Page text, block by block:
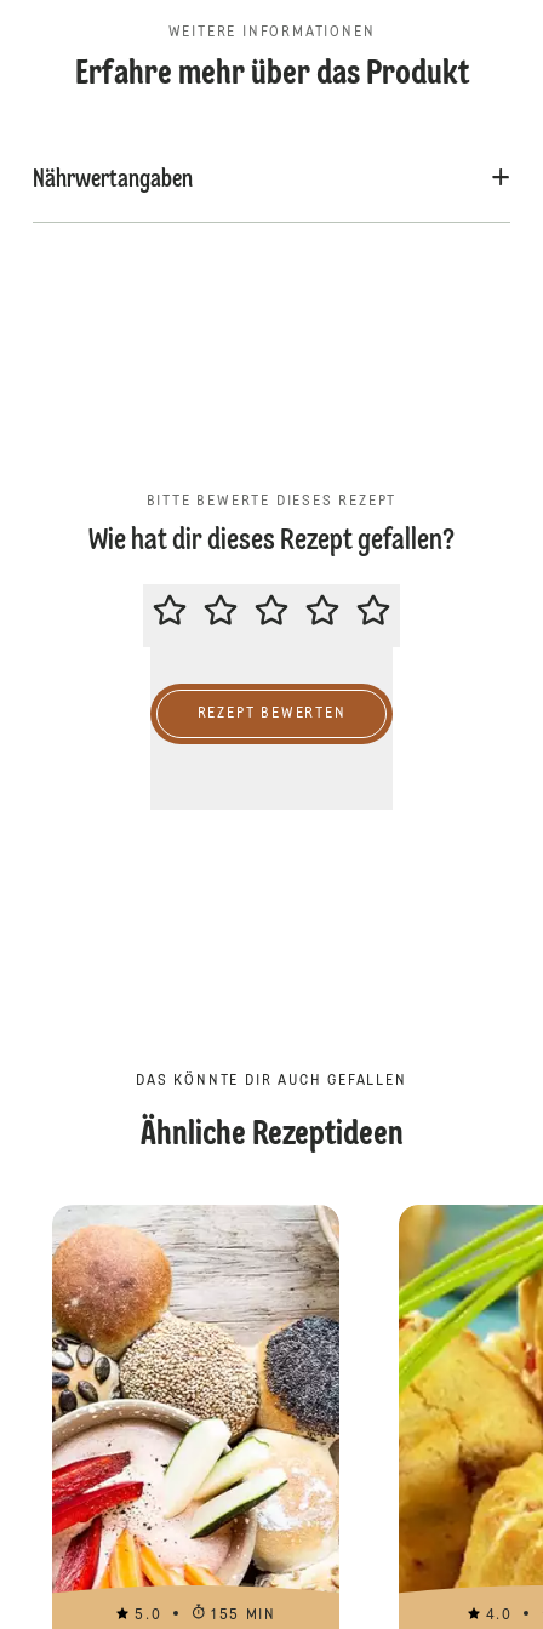
WEITERE INFORMATIONEN
Erfahre mehr über das Produkt
Nährwertangaben
BITTE BEWERTE DIESES REZEPT
Wie hat dir dieses Rezept gefallen?
BITTE BEWERTE DIESES REZEPT
REZEPT BEWERTEN
DAS KÖNNTE DIR AUCH GEFALLEN
Ähnliche Rezeptideen
5.0 155 MIN 4.0